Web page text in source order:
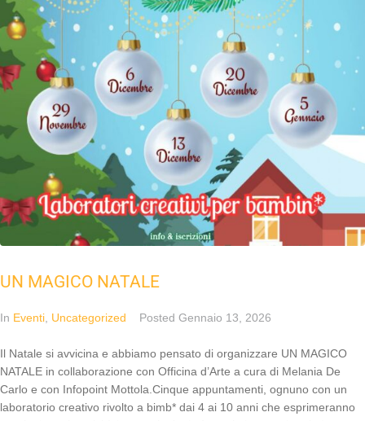
UN MAGICO NATALE
In Eventi, Uncategorized Posted Gennaio 13, 2026
Il Natale si avvicina e abbiamo pensato di organizzare UN MAGICO
NATALE in collaborazione con Officina d’Arte a cura di Melania De
Carlo e con Infopoint Mottola.Cinque appuntamenti, ognuno con un
laboratorio creativo rivolto a bimb* dai 4 ai 10 anni che esprimeranno